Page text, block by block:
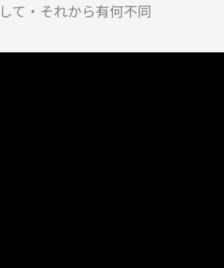
て・それから有何不同